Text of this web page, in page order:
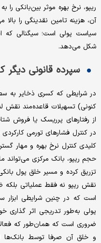
ریپو، نرخ بهره موثر
آن، هزینه تامین نقدینگی را
سیاست پولی است؛ سیگنالی که
شکل می‌دهد.
سپرده قانونی دیگر
در شرایطی که کسری ذخایر به
کنونی) تسهیلات قاعده‌مند نقش
از رفتارهای پرریسک یا فروش
در کنترل فشارهای تورمی
کلیدی کنترل نرخ بهره و مهار
حجم ریپو، بانک مرکزی می‌تواند
تزریق کرده و مسیر خلق پول
نقش ریپو نه فقط عملیاتی
است که در چنین شرایطی ابزار
پولی به‌طور تدریجی اثر گذاری
ضروری است که همان‌طور که
و خلق آن صرفا توسط بانک‌ها